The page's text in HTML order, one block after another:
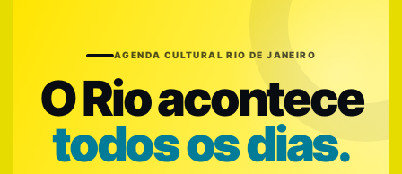
AGENDA CULTURAL RIO DE JANEIRO
O Rio acontece
todos os dias.